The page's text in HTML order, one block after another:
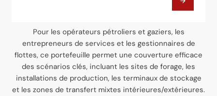
Pour les opérateurs pétroliers et gaziers, les
entrepreneurs de services et les gestionnaires de
flottes, ce portefeuille permet une couverture efficace
des scénarios clés, incluant les sites de forage, les
installations de production, les terminaux de stockage
et les zones de transfert mixtes intérieures/extérieures.